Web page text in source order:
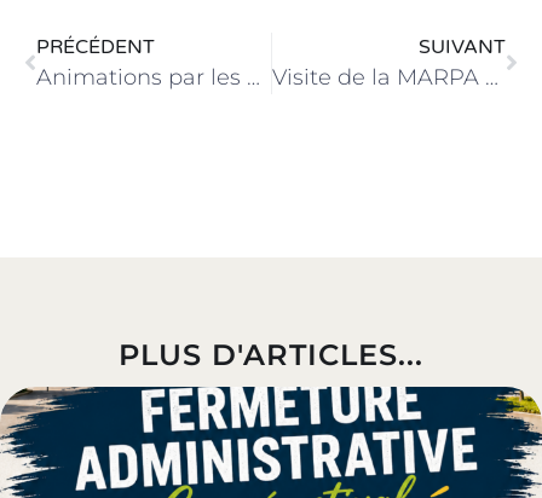
PRÉCÉDENT
Animations par les élèves de Seconde et de Première Bac Pro AEPA
SUIVANT
Visite de la MARPA de Saint-Ouen-des-Toits
PLUS D'ARTICLES...